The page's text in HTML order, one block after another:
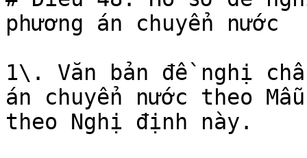
phương án chuyển nước
1\. Văn bản đề nghị
án chuyển nước theo
theo Nghị định này.